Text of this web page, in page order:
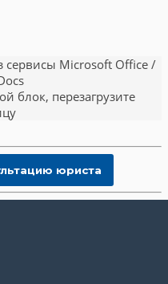
сервисы Microsoft Office /
блок, перезагрузите